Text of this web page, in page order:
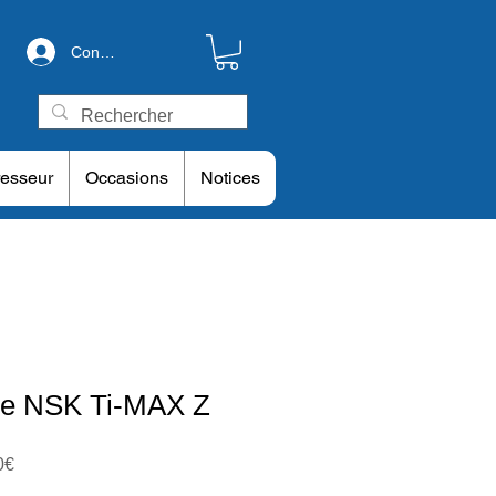
Connexion
Occasions Notices
NSK Ti-MAX Z
Prix